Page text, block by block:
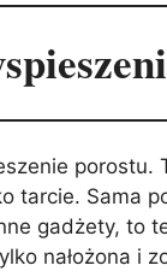
tarcie. Sama
gadżety, to
nałożona